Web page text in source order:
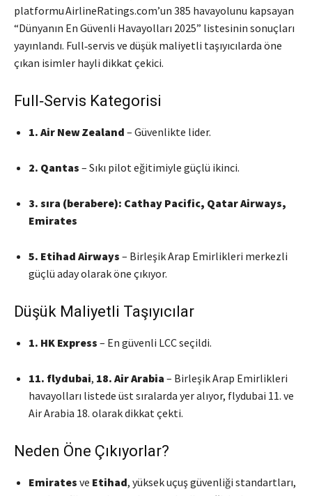
platformu AirlineRatings.com’un 385 havayolunu kapsayan
“Dünyanın En Güvenli Havayolları 2025” listesinin sonuçları
yayınlandı. Full‑servis ve düşük maliyetli taşıyıcılarda öne
çıkan isimler hayli dikkat çekici.
Full‑Servis Kategorisi
1. Air New Zealand – Güvenlikte lider.
2. Qantas – Sıkı pilot eğitimiyle güçlü ikinci.
3. sıra (berabere): Cathay Pacific, Qatar Airways,
Emirates
5. Etihad Airways – Birleşik Arap Emirlikleri merkezli
güçlü aday olarak öne çıkıyor.
Düşük Maliyetli Taşıyıcılar
1. HK Express – En güvenli LCC seçildi.
11. flydubai, 18. Air Arabia – Birleşik Arap Emirlikleri
havayolları listede üst sıralarda yer alıyor, flydubai 11. ve
Air Arabia 18. olarak dikkat çekti.
Neden Öne Çıkıyorlar?
Emirates ve Etihad, yüksek uçuş güvenliği standartları,